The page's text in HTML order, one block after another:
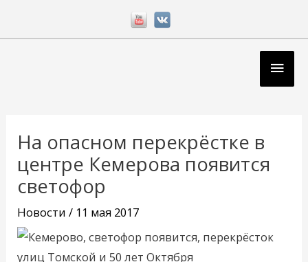
На опасном перекрёстке в
центре Кемерова появится
светофор
Новости / 11 мая 2017
записям